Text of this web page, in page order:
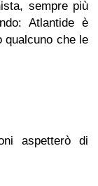
sempre più
Atlantide è
qualcuno che le
aspetterò di